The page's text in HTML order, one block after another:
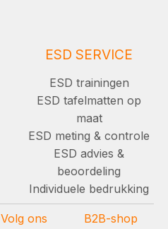
ESD SERVICE
ESD trainingen
ESD tafelmatten op
maat
ESD meting & controle
ESD advies &
beoordeling
Individuele bedrukking
Volg ons
B2B-shop